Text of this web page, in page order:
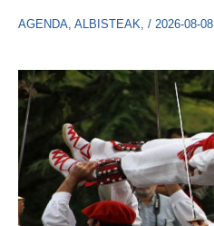
AGENDA ALBISTEAK / 2026-08-08